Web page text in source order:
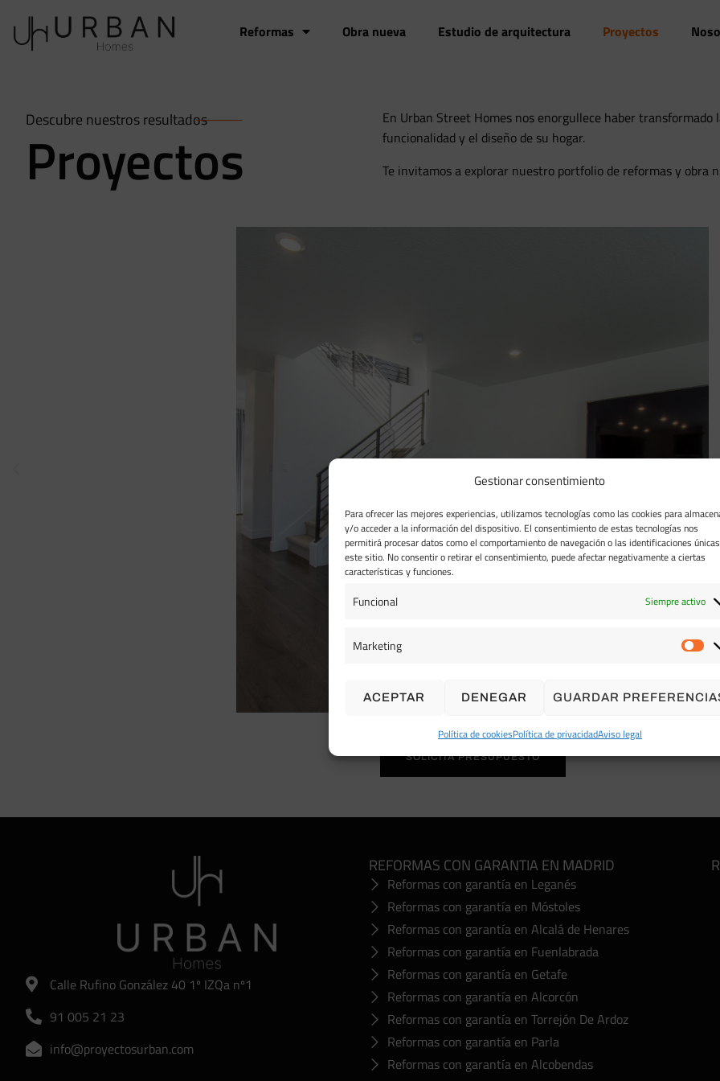
Gestionar consentimiento
Para ofrecer las mejores experiencias, utilizamos tecnologías como las cookies para
y/o acceder a la información del dispositivo. El consentimiento de estas tecnologías nos
permitirá procesar datos como el comportamiento de navegación o las identificaciones
este sitio. No consentir o retirar el consentimiento, puede afectar negativamente a ciertas
características y funciones.
Funcional Siempre activo
Marketing
ACEPTAR DENEGAR GUARDAR
Política de cookiesPolítica de privacidadAviso legal
Reformas Obra nueva Estudio de arquitectura Proyectos
Descubre nuestros resultados
Proyectos
En Urban Street Homes nos enorgullece haber
funcionalidad y el diseño de su hogar.
Te invitamos a explorar nuestro portfolio de reformas y obra
SOLICITA PRESUPUESTO
Calle Rufino González 40 1º IZQa nº1
91 005 21 23
info@proyectosurban.com
REFORMAS CON GARANTIA EN MADRID
Reformas con garantía en Leganés
Reformas con garantía en Móstoles
Reformas con garantía en Alcalá de Henares
Reformas con garantía en Fuenlabrada
Reformas con garantía en Getafe
Reformas con garantía en Alcorcón
Reformas con garantía en Torrejón De Ardoz
Reformas con garantía en Parla
Reformas con garantía en Alcobendas